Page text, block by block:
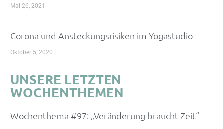
Mai 26, 2021
Corona und Ansteckungsrisiken im Yogastudio
Oktober 5, 2020
UNSERE LETZTEN
WOCHENTHEMEN
Wochenthema #97: „Veränderung braucht Zeit“